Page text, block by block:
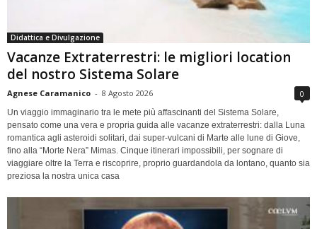
Didattica e Divulgazione
Vacanze Extraterrestri: le migliori location
del nostro Sistema Solare
Agnese Caramanico - 8 Agosto 2026 0
Un viaggio immaginario tra le mete più affascinanti del Sistema Solare,
pensato come una vera e propria guida alle vacanze extraterrestri: dalla Luna
romantica agli asteroidi solitari, dai super-vulcani di Marte alle lune di Giove,
fino alla “Morte Nera” Mimas. Cinque itinerari impossibili, per sognare di
viaggiare oltre la Terra e riscoprire, proprio guardandola da lontano, quanto sia
preziosa la nostra unica casa